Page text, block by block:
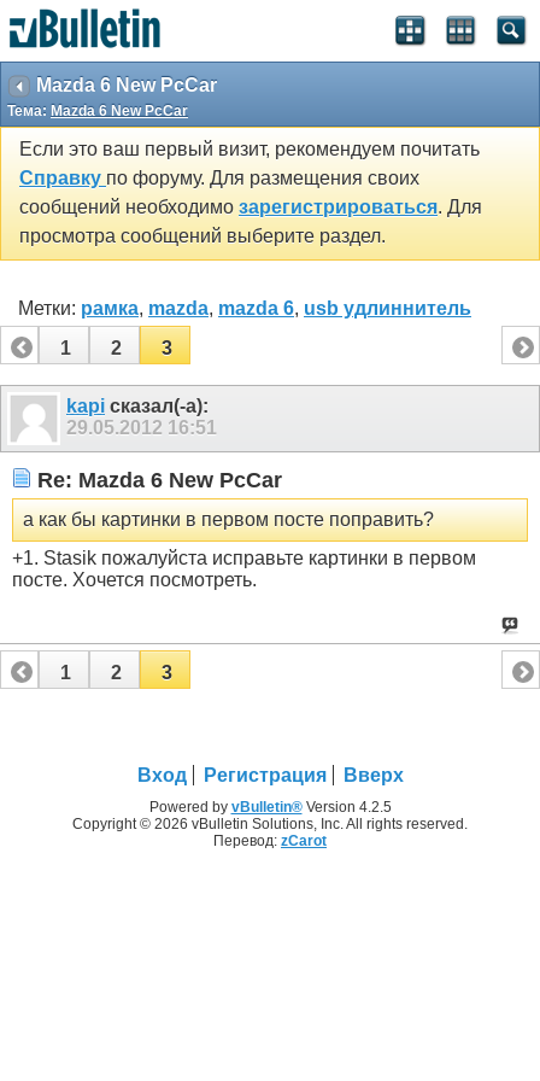
Mazda 6 New PcCar
Тема: Mazda 6 New PcCar
Если это ваш первый визит, рекомендуем почитать
Справку по форуму. Для размещения своих
сообщений необходимо зарегистрироваться. Для
просмотра сообщений выберите раздел.
Метки: рамка, mazda, mazda 6, usb удлиннитель
1
2 3
kapi сказал(-а):
29.05.2012 16:51
Re: Mazda 6 New PcCar
а как бы картинки в первом посте поправить?
+1. Stasik пожалуйста исправьте картинки в первом
посте. Хочется посмотреть.
1 2 3
Вход Регистрация Вверх
Powered by vBulletin®Version 4.2.5
Copyright © 2026 vBulletin Solutions, Inc. All rights reserved.
Перевод: zCarot